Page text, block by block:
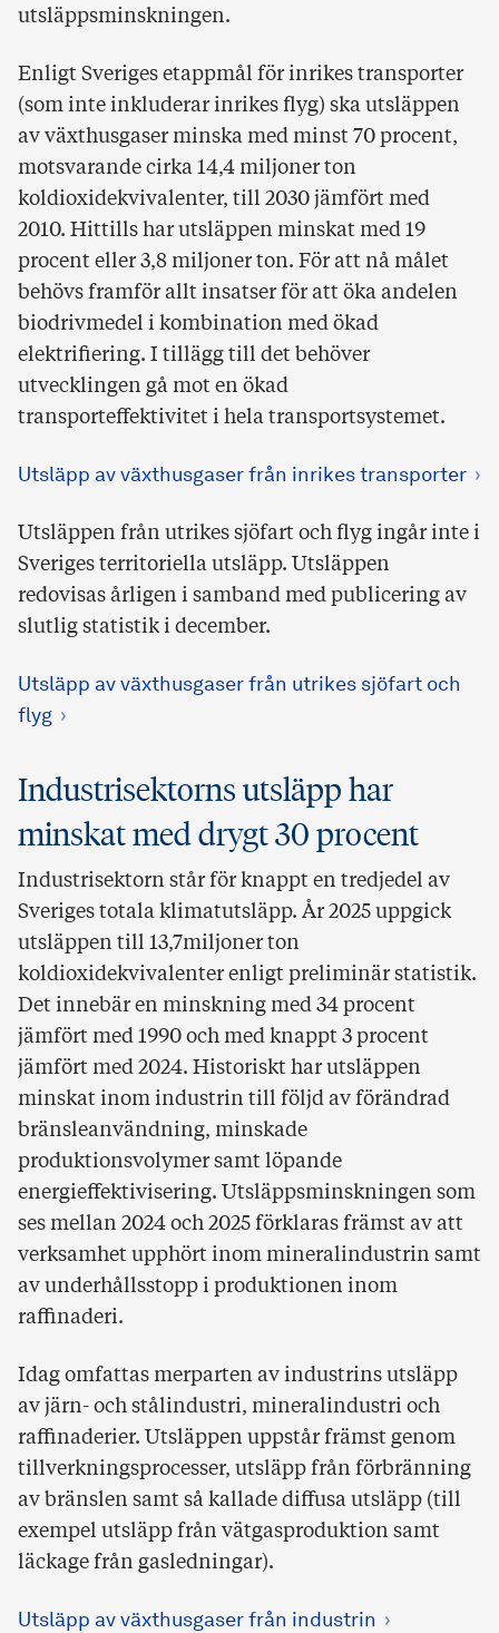
utsläppsminskningen.
Enligt Sveriges etappmål för inrikes transporter
(som inte inkluderar inrikes flyg) ska utsläppen
av växthusgaser minska med minst 70 procent,
motsvarande cirka 14,4 miljoner ton
koldioxidekvivalenter, till 2030 jämfört med
2010. Hittills har utsläppen minskat med 19
procent eller 3,8 miljoner ton. För att nå målet
behövs framför allt insatser för att öka andelen
biodrivmedel i kombination med ökad
elektrifiering. I tillägg till det behöver
utvecklingen gå mot en ökad
transporteffektivitet i hela transportsystemet.
Utsläpp av växthusgaser från inrikes transporter
Utsläppen från utrikes sjöfart och flyg ingår inte i
Sveriges territoriella utsläpp. Utsläppen
redovisas årligen i samband med publicering av
slutlig statistik i december.
Utsläpp av växthusgaser från utrikes sjöfart och
flyg
Industrisektorns utsläpp har
minskat med drygt 30 procent
Industrisektorn står för knappt en tredjedel av
Sveriges totala klimatutsläpp. År 2025 uppgick
utsläppen till 13,7miljoner ton
koldioxidekvivalenter enligt preliminär statistik.
Det innebär en minskning med 34 procent
jämfört med 1990 och med knappt 3 procent
jämfört med 2024. Historiskt har utsläppen
minskat inom industrin till följd av förändrad
bränsleanvändning, minskade
produktionsvolymer samt löpande
energieffektivisering. Utsläppsminskningen som
ses mellan 2024 och 2025 förklaras främst av att
verksamhet upphört inom mineralindustrin samt
av underhållsstopp i produktionen inom
raffinaderi.
Idag omfattas merparten av industrins utsläpp
av järn- och stålindustri, mineralindustri och
raffinaderier. Utsläppen uppstår främst genom
tillverkningsprocesser, utsläpp från förbränning
av bränslen samt så kallade diffusa utsläpp (till
exempel utsläpp från vätgasproduktion samt
läckage från gasledningar).
Utsläpp av växthusgaser från industrin